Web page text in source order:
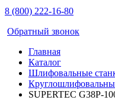
8 (800) 222-16-80
Обратный звонок
Главная
Каталог
Шлифовальные
SUPERTEC G38P-